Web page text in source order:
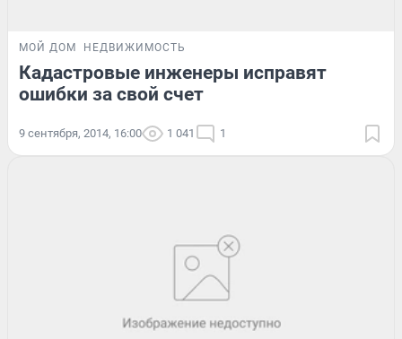
МОЙ ДОМ НЕДВИЖИМОСТЬ
Кадастровые инженеры исправят
ошибки за свой счет
9 сентября, 2014, 16:00 1 041 1